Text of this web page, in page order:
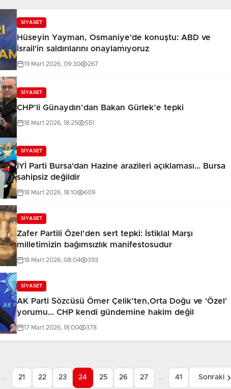
SİYASET
Hüseyin Yayman, Osmaniye'de konuştu: ABD ve
İsrail'in saldırılarını onaylamıyoruz
19 Mart 2026, 09:30 267
SİYASET
CHP’li Günaydın’dan Bakan Gürlek’e tepki
18 Mart 2026, 18:25 551
SİYASET
İYİ Parti Bursa'dan Hazine arazileri açıklaması... Bursa
sahipsiz değildir
18 Mart 2026, 18:10 609
SİYASET
Zafer Partili Özel’den sert tepki: İstiklal Marşı
milletimizin bağımsızlık manifestosudur
18 Mart 2026, 08:04 393
SİYASET
AK Parti Sözcüsü Ömer Çelik’ten,Orta Doğu ve 'Özel'
yorumu... CHP kendi gündemine hakim değil
17 Mart 2026, 18:00 378
... 21 22 23 24 25 26 27 ... 41 Sonraki